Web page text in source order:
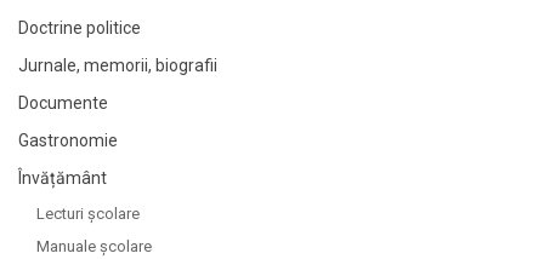
Doctrine politice
Jurnale, memorii, biografii
Documente
Gastronomie
Învățământ
Lecturi şcolare
Manuale şcolare